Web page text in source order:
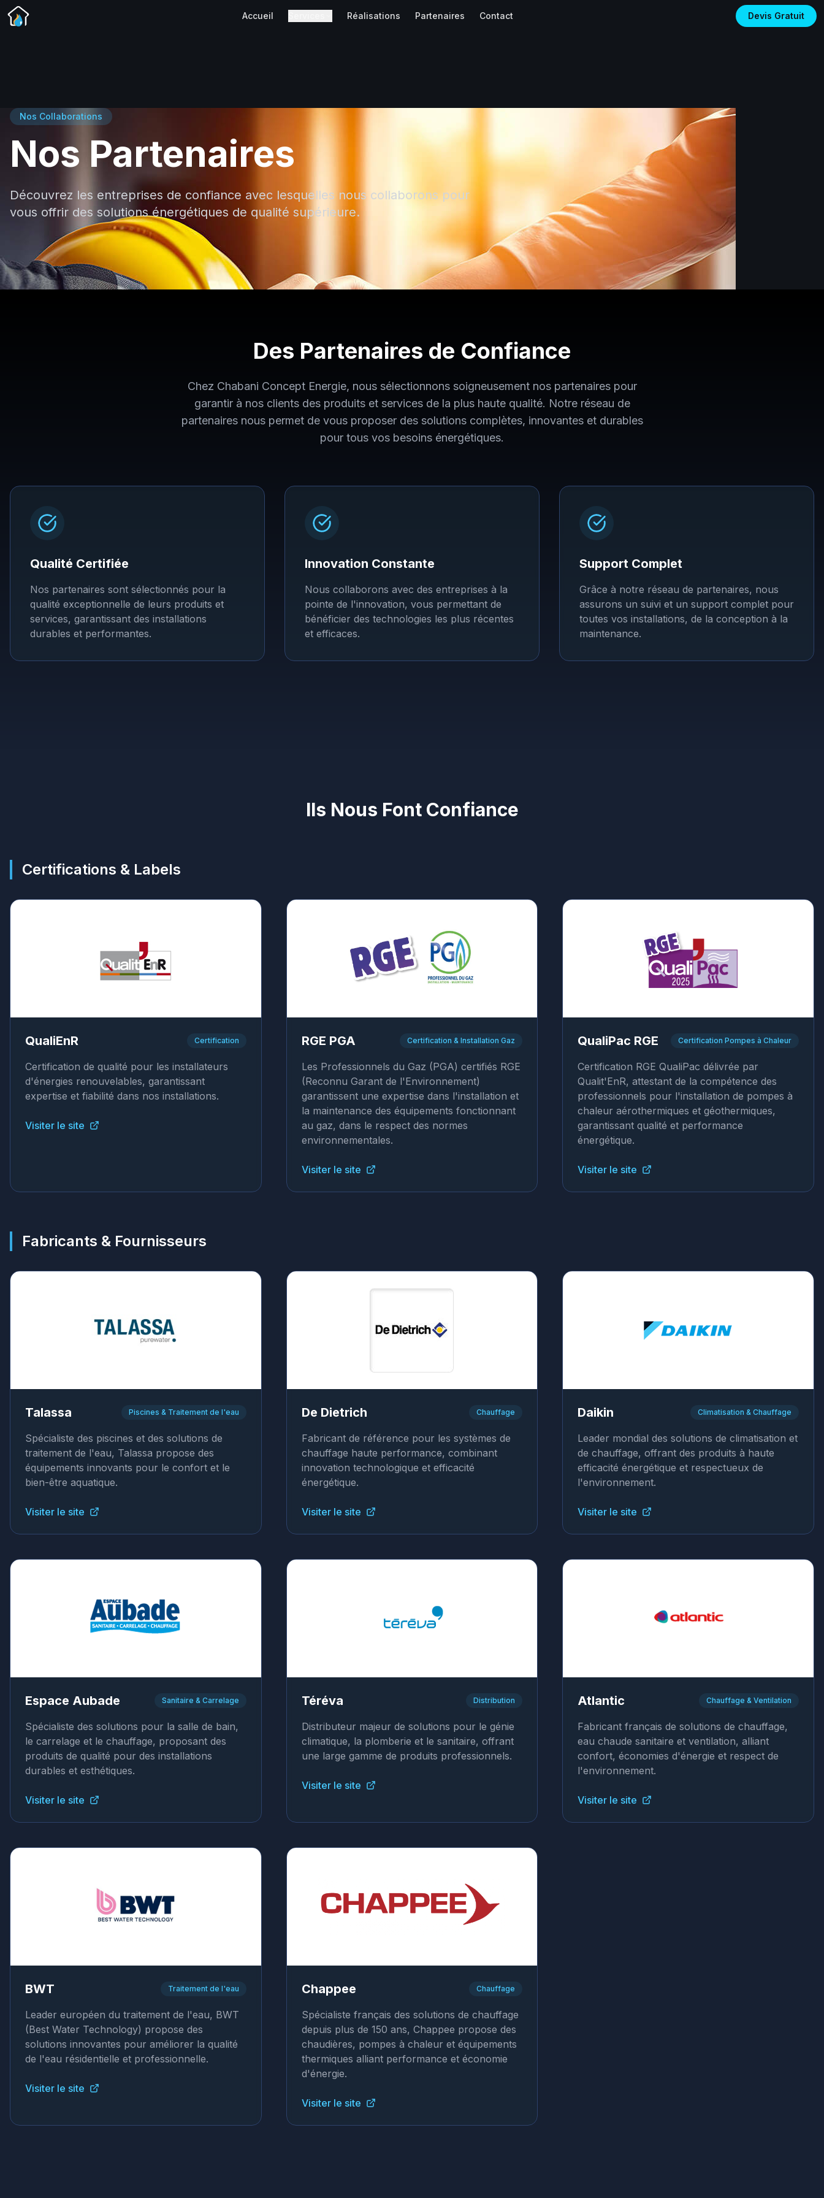
Accueil Réalisations Partenaires Contact Devis Gratuit
Nos Collaborations
Nos Partenaires
Découvrez les entreprises de confiance avec lesquelles nous collaborons pour
vous offrir des solutions énergétiques de qualité supérieure.
Des Partenaires de Confiance
Chez Chabani Concept Energie, nous sélectionnons soigneusement nos partenaires pour
garantir à nos clients des produits et services de la plus haute qualité. Notre réseau de
partenaires nous permet de vous proposer des solutions complètes, innovantes et durables
pour tous vos besoins énergétiques.
Qualité Certifiée
Nos partenaires sont sélectionnés pour la
qualité exceptionnelle de leurs produits et
services, garantissant des installations
durables et performantes.
Innovation Constante
Nous collaborons avec des entreprises à la
pointe de l'innovation, vous permettant de
bénéficier des technologies les plus récentes
et efficaces.
Support Complet
Grâce à notre réseau de partenaires, nous
assurons un suivi et un support complet pour
toutes vos installations, de la conception à la
maintenance.
Ils Nous Font Confiance
Certifications & Labels
QualiEnR Certification
Certification de qualité pour les installateurs
d'énergies renouvelables, garantissant
expertise et fiabilité dans nos installations.
Visiter le site
RGE PGA Certification & Installation Gaz
Les Professionnels du Gaz (PGA) certifiés RGE
(Reconnu Garant de l'Environnement)
garantissent une expertise dans l'installation et
la maintenance des équipements fonctionnant
au gaz, dans le respect des normes
environnementales.
Visiter le site
QualiPac RGE Certification Pompes à Chaleur
Certification RGE QualiPac délivrée par
Qualit'EnR, attestant de la compétence des
professionnels pour l'installation de pompes à
chaleur aérothermiques et géothermiques,
garantissant qualité et performance
énergétique.
Visiter le site
Fabricants & Fournisseurs
Talassa Piscines & Traitement de l'eau
Spécialiste des piscines et des solutions de
traitement de l'eau, Talassa propose des
équipements innovants pour le confort et le
bien-être aquatique.
Visiter le site
De Dietrich Chauffage
Fabricant de référence pour les systèmes de
chauffage haute performance, combinant
innovation technologique et efficacité
énergétique.
Visiter le site
Daikin Climatisation & Chauffage
Leader mondial des solutions de climatisation et
de chauffage, offrant des produits à haute
efficacité énergétique et respectueux de
l'environnement.
Visiter le site
Espace Aubade Sanitaire & Carrelage
Spécialiste des solutions pour la salle de bain,
le carrelage et le chauffage, proposant des
produits de qualité pour des installations
durables et esthétiques.
Visiter le site
Téréva Distribution
Distributeur majeur de solutions pour le génie
climatique, la plomberie et le sanitaire, offrant
une large gamme de produits professionnels.
Visiter le site
Atlantic Chauffage & Ventilation
Fabricant français de solutions de chauffage,
eau chaude sanitaire et ventilation, alliant
confort, économies d'énergie et respect de
l'environnement.
Visiter le site
BWT Traitement de l'eau
Leader européen du traitement de l'eau, BWT
(Best Water Technology) propose des
solutions innovantes pour améliorer la qualité
de l'eau résidentielle et professionnelle.
Visiter le site
Chappee Chauffage
Spécialiste français des solutions de chauffage
depuis plus de 150 ans, Chappee propose des
chaudières, pompes à chaleur et équipements
thermiques alliant performance et économie
d'énergie.
Visiter le site